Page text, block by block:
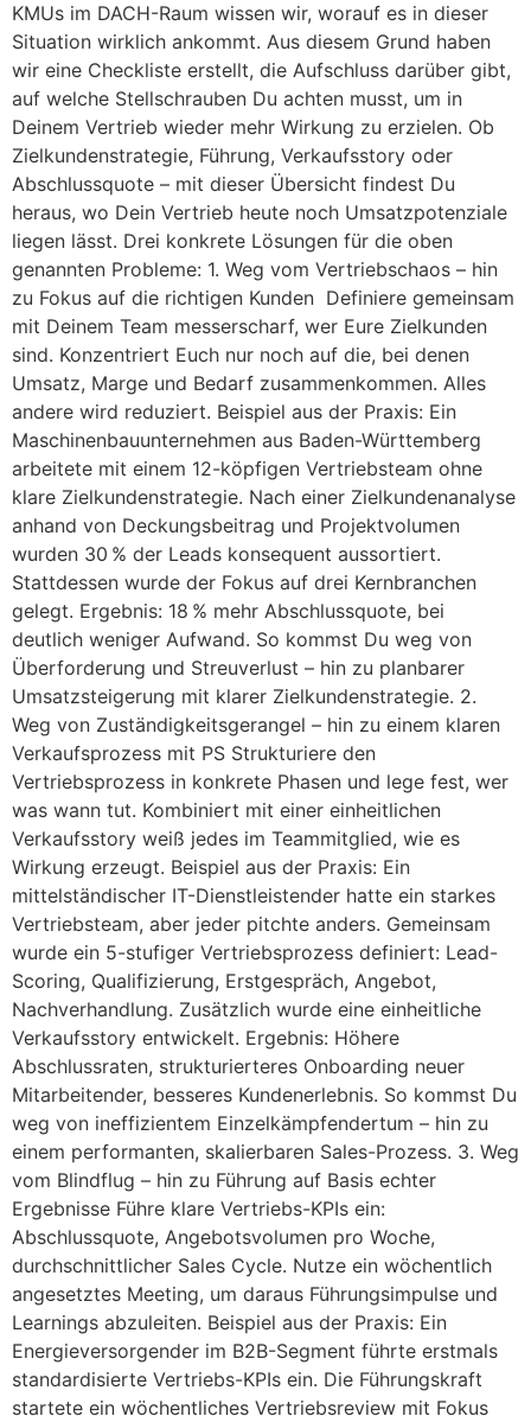
KMUs im DACH-Raum wissen wir, worauf es in dieser
Situation wirklich ankommt. Aus diesem Grund haben
wir eine Checkliste erstellt, die Aufschluss darüber gibt,
auf welche Stellschrauben Du achten musst, um in
Deinem Vertrieb wieder mehr Wirkung zu erzielen. Ob
Zielkundenstrategie, Führung, Verkaufsstory oder
Abschlussquote – mit dieser Übersicht findest Du
heraus, wo Dein Vertrieb heute noch Umsatzpotenziale
liegen lässt. Drei konkrete Lösungen für die oben
genannten Probleme: 1. Weg vom Vertriebschaos – hin
zu Fokus auf die richtigen Kunden Definiere gemeinsam
mit Deinem Team messerscharf, wer Eure Zielkunden
sind. Konzentriert Euch nur noch auf die, bei denen
Umsatz, Marge und Bedarf zusammenkommen. Alles
andere wird reduziert. Beispiel aus der Praxis: Ein
Maschinenbauunternehmen aus Baden-Württemberg
arbeitete mit einem 12-köpfigen Vertriebsteam ohne
klare Zielkundenstrategie. Nach einer Zielkundenanalyse
anhand von Deckungsbeitrag und Projektvolumen
wurden 30 % der Leads konsequent aussortiert.
Stattdessen wurde der Fokus auf drei Kernbranchen
gelegt. Ergebnis: 18 % mehr Abschlussquote, bei
deutlich weniger Aufwand. So kommst Du weg von
Überforderung und Streuverlust – hin zu planbarer
Umsatzsteigerung mit klarer Zielkundenstrategie. 2.
Weg von Zuständigkeitsgerangel – hin zu einem klaren
Verkaufsprozess mit PS Strukturiere den
Vertriebsprozess in konkrete Phasen und lege fest, wer
was wann tut. Kombiniert mit einer einheitlichen
Verkaufsstory weiß jedes im Teammitglied, wie es
Wirkung erzeugt. Beispiel aus der Praxis: Ein
mittelständischer IT-Dienstleistender hatte ein starkes
Vertriebsteam, aber jeder pitchte anders. Gemeinsam
wurde ein 5-stufiger Vertriebsprozess definiert: Lead-
Scoring, Qualifizierung, Erstgespräch, Angebot,
Nachverhandlung. Zusätzlich wurde eine einheitliche
Verkaufsstory entwickelt. Ergebnis: Höhere
Abschlussraten, strukturierteres Onboarding neuer
Mitarbeitender, besseres Kundenerlebnis. So kommst Du
weg von ineffizientem Einzelkämpfendertum – hin zu
einem performanten, skalierbaren Sales-Prozess. 3. Weg
vom Blindflug – hin zu Führung auf Basis echter
Ergebnisse Führe klare Vertriebs-KPIs ein:
Abschlussquote, Angebotsvolumen pro Woche,
durchschnittlicher Sales Cycle. Nutze ein wöchentlich
angesetztes Meeting, um daraus Führungsimpulse und
Learnings abzuleiten. Beispiel aus der Praxis: Ein
Energieversorgender im B2B-Segment führte erstmals
standardisierte Vertriebs-KPIs ein. Die Führungskraft
startete ein wöchentliches Vertriebsreview mit Fokus